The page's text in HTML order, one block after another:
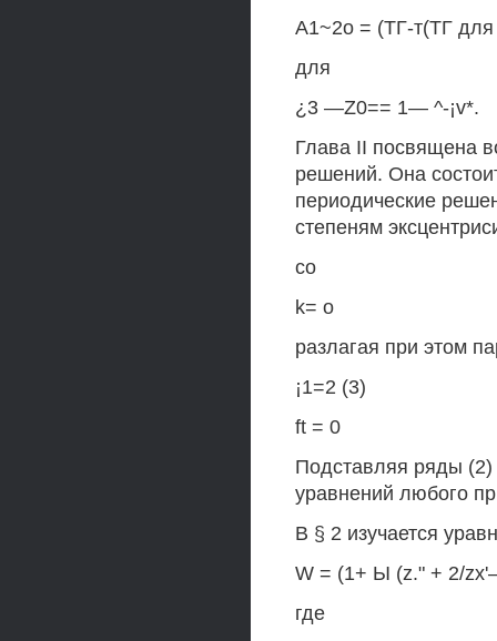
А1~2о = (ТГ-т(ТГ
для
¿3 —Z0== 1— ^-¡v*.
Глава II посвящена
решений. Она
периодические
степеням
со
k= о
разлагая при этом
¡1=2 (3)
ft = 0
Подставляя ряды
уравнений любого
В § 2 изучается
W = (1+ Ы (z." + 2/
где